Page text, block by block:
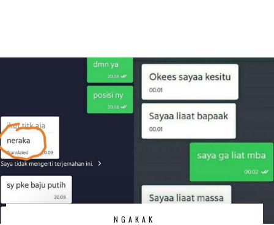
NGAKAK